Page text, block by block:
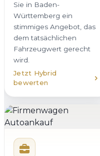
Sie in Baden-
Württemberg ein
stimmiges Angebot, das
dem tatsächlichen
Fahrzeugwert gerecht
wird.
Jetzt Hybrid
bewerten